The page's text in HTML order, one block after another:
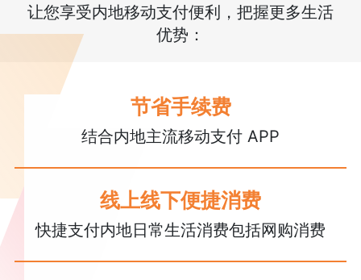
让您享受内地移动支付便利，把握更多生活
优势：
节省手续费
结合内地主流移动支付 APP
线上线下便捷消费
快捷支付内地日常生活消费包括网购消费